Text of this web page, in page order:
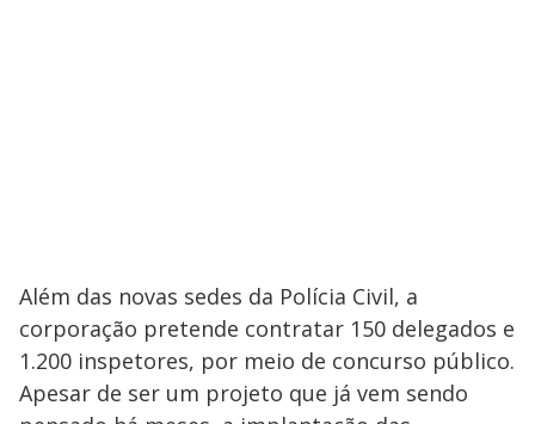
Além das novas sedes da Polícia Civil, a
corporação pretende contratar 150 delegados e
1.200 inspetores, por meio de concurso público.
Apesar de ser um projeto que já vem sendo